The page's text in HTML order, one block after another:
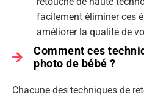
facilement éliminer ces
améliorer la qualité de
Comment ces
photo de bébé ?
Chacune des techniques de